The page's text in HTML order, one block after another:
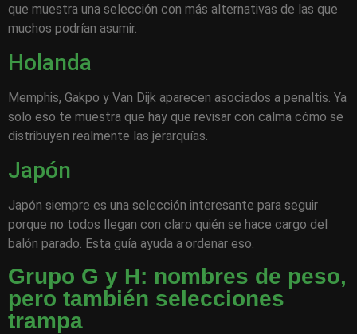
que muestra una selección con más alternativas de las que
muchos podrían asumir.
Holanda
Memphis, Gakpo y Van Dijk aparecen asociados a penaltis. Ya
solo eso te muestra que hay que revisar con calma cómo se
distribuyen realmente las jerarquías.
Japón
Japón siempre es una selección interesante para seguir
porque no todos llegan con claro quién se hace cargo del
balón parado. Esta guía ayuda a ordenar eso.
Grupo G y H: nombres de peso,
pero también selecciones
trampa